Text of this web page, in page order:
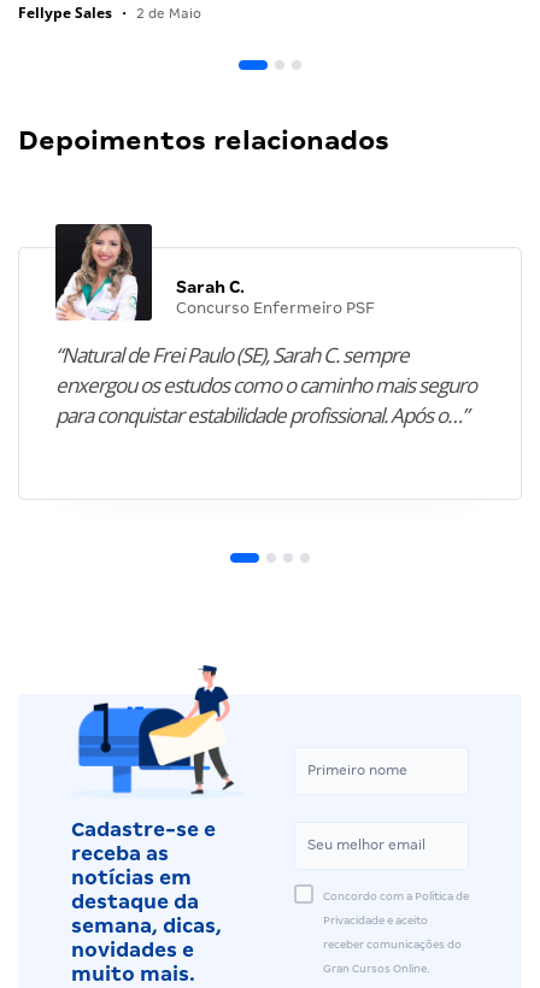
Fellype Sales • 2 de Maio
Depoimentos relacionados
Sarah C.
Concurso Enfermeiro PSF
“Natural de Frei Paulo (SE), Sarah C. sempre
enxergou os estudos como o caminho mais seguro
para conquistar estabilidade profissional. Após o…”
Cadastre-se e
receba as
notícias em
destaque da
semana, dicas,
novidades e
muito mais.
Concordo com a Política de
Privacidade e aceito
receber comunicações do
Gran Cursos Online.